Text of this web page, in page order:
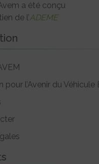
a été conçu
de l’ADEME
pour l’Avenir du